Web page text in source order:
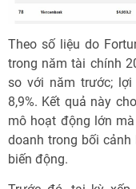
Theo số liệu do
trong năm tài chính
so với năm trước; lợi
8,9%. Kết quả này
mô hoạt động lớn
doanh trong bối
biến động.